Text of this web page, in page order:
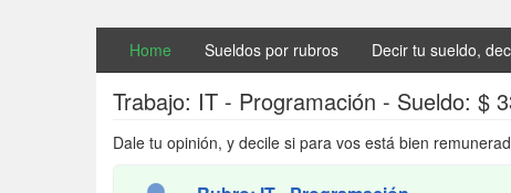
Home Sueldos por rubros Decir tu sueldo,
Trabajo: IT - Programación - Sueldo: $
Dale tu opinión, y decile si para vos está bien